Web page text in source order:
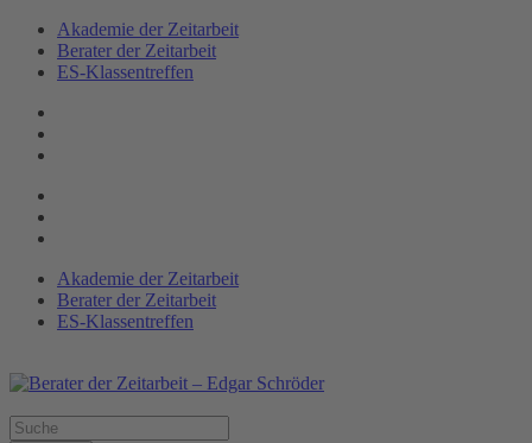
Akademie der Zeitarbeit
Berater der Zeitarbeit
ES-Klassen­treffen
Akademie der Zeitarbeit
Berater der Zeitarbeit
ES-Klassentreffen